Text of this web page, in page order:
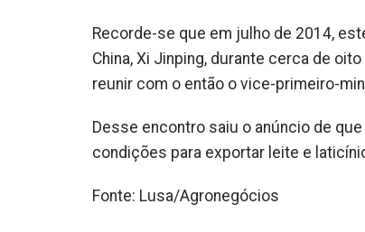
Recorde-se que em julho de 2014,
China, Xi Jinping, durante cerca de
reunir com o então o vice-primeiro-
Desse encontro saiu o anúncio de
condições para exportar leite e
Fonte: Lusa/Agronegócios